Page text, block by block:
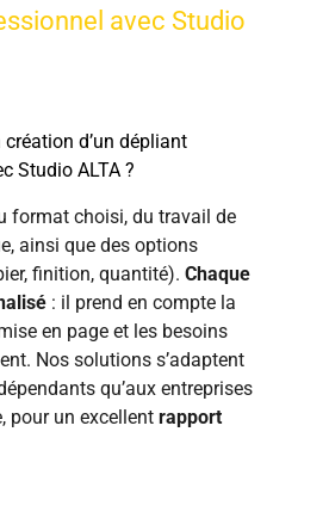
avec Studio
d’un dépliant
Studio ALTA ?
format choisi, du travail de
ainsi que des options
finition, quantité). Chaque
: il prend en compte la
en page et les besoins
Nos solutions s’adaptent
qu’aux entreprises
pour un excellent rapport